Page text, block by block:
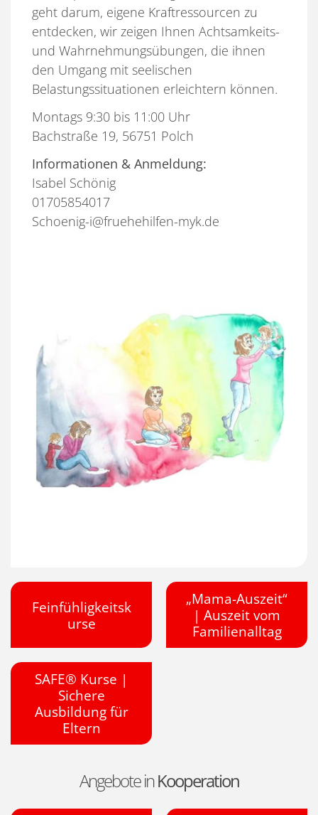
geht darum, eigene Kraftressourcen zu
entdecken, wir zeigen Ihnen Achtsamkeits-
und Wahrnehmungsübungen, die ihnen
den Umgang mit seelischen
Belastungssituationen erleichtern können.
Montags 9:30 bis 11:00 Uhr
Bachstraße 19, 56751 Polch
Informationen & Anmeldung:
Isabel Schönig
01705854017
Schoenig-i@fruehehilfen-myk.de
Feinfühligkeitsk
urse
„Mama-Auszeit“
| Auszeit vom
Familienalltag
SAFE® Kurse |
Sichere
Ausbildung für
Eltern
Angebote inKooperation